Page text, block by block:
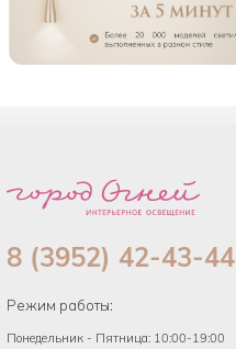
8 (3952) 42-43-44
Режим работы:
Понедельник - Пятница: 10:00-19:00